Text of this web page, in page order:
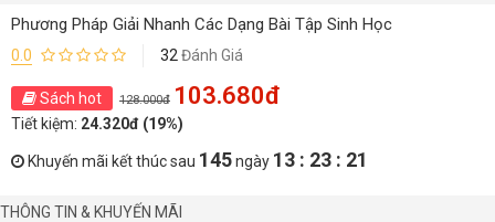
Phương Pháp Giải Nhanh Các Dạng Bài Tập Sinh Học
0.0 32 Đánh Giá
Sách hot 128.000đ 103.680đ
Tiết kiệm: 24.320đ (19%)
Khuyến mãi kết thúc sau 145ngày 13 : 23 : 20
THÔNG TIN & KHUYẾN MÃI